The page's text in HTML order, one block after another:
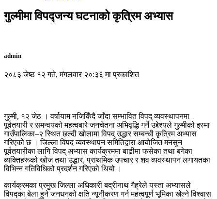
गुल्मीमा विपद्जन्य घटनाको कृत्रिम अभ्यास
admin
२०८३ जेष्ठ १२ गते, मंगलवार २०:३६ मा प्रकाशित
गुल्मी, १२ जेठ । वर्षायाम नजिकिँदै जाँदा सम्भावित विपद् व्यवस्थापनमा
पूर्वतयारी र समन्वयको महत्वबारे जनचेतना अभिवृद्धि गर्ने उद्देश्यले गुल्मीको इस्मा
गाउँपालिका–२ स्थित छल्दी खोलामा विपद् उद्धार सम्बन्धी कृत्रिम अभ्यास
गरिएको छ । जिल्ला विपद व्यवस्थापन समितिद्वारा आयोजित मनसुन
पूर्वतयारीका लागि विपद् अभ्यास कार्यक्रममा बाढीमा फसेका तथा बगेका
व्यक्तिहरूको खोज तथा उद्धार, प्राथमिक उपचार र शव व्यवस्थापन लगायतका
विभिन्न गतिविधिको प्रदर्शन गरिएको थियो ।
कार्यक्रमका प्रमुख जिल्ला अधिकारी बद्रीनाथ गैह्रेले यस्ता अभ्यासले
विपद्का बेला हुने जनधनको क्षति न्यूनीकरण गर्न महत्वपूर्ण भूमिका खेल्ने विश्वास